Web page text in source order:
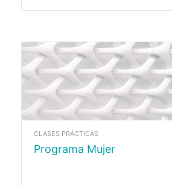
CLASES PRÁCTICAS
Programa Mujer